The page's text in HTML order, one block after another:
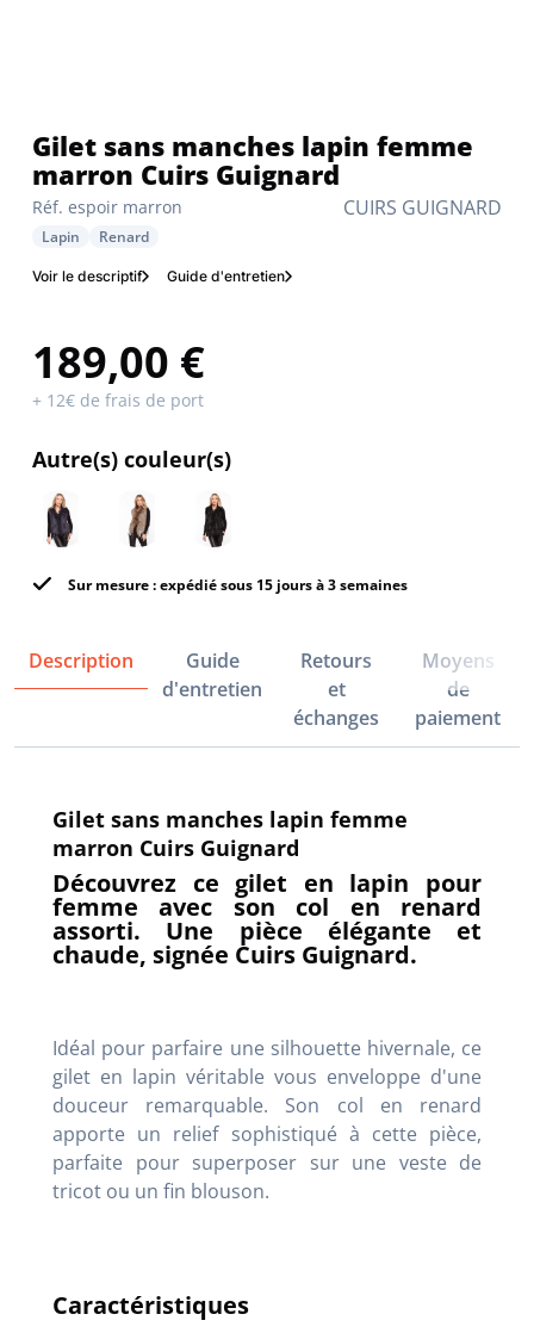
CUIRS GUIGNARD
Réf. espoir marron
Gilet sans manches lapin femme
marron Cuirs Guignard
Lapin Renard
Voir le descriptif Guide d'entretien
189,00 €
+ 12€ de frais de port
Autre(s) couleur(s)
Sur mesure : expédié sous 15 jours à 3 semaines
Description
Guide
d'entretien
Retours
et
échanges
Moyens
de
paiement
Gilet sans manches lapin femme
marron Cuirs Guignard
Découvrez ce gilet en lapin pour
femme avec son col en renard
assorti. Une pièce élégante et
chaude, signée Cuirs Guignard.
Idéal pour parfaire une silhouette hivernale, ce
gilet en lapin véritable vous enveloppe d'une
douceur remarquable. Son col en renard
apporte un relief sophistiqué à cette pièce,
parfaite pour superposer sur une veste de
tricot ou un fin blouson.
Caractéristiques